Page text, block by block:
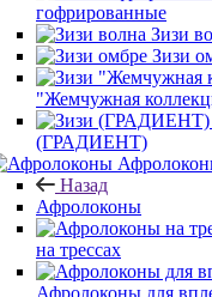
гофрированные
Зизи
Зизи
"Жемчужная
(ГРАДИЕНТ)
Назад
Афролоконы
на трессах
Афролоконы для